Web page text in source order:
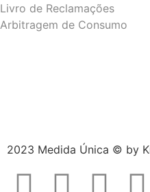
Livro de Reclamações
Arbitragem de Consumo
2023 Medida Única © by